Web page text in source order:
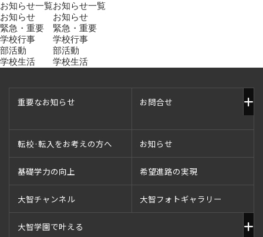
お知らせ一覧
お知らせ
緊急・重要
学校行事
部活動
学校生活
お知らせ一覧
お知らせ
緊急・重要
学校行事
部活動
学校生活
重要なお知らせ お問合せ
転校·転入をお考えの方へ お知らせ
基礎学力の向上 希望進路の実現
大智チャンネル 大智フォトギャラリー
大智学園で叶える